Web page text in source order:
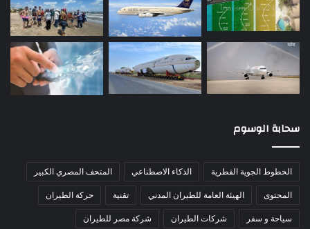
سحابة الوسوم
الخطوط الجوية القطرية الذكاء الاصطناعي المتحف المصري الكبير
المحتوى الهيئة العامة للطيران المدني تقنية حركة الطيران
سياحة و سفر شركات الطيران شركة مصر للطيران